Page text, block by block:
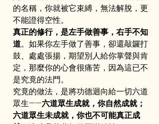
的名稱，你就被它束縛，無法解脫，更
不能證得空性。
真正的修行，是左手做善事，右手不知
道。如果你左手做了善事，卻還敲鑼打
鼓、處處張揚，期望別人給你掌聲與肯
定，那麼你的心會很痛苦，因為這已不
是究竟的法門。
究竟的做法，是將功德迴向給一切六道
眾生——六道眾生成就，你自然成就；
六道眾生未成就，你也不可能真正成